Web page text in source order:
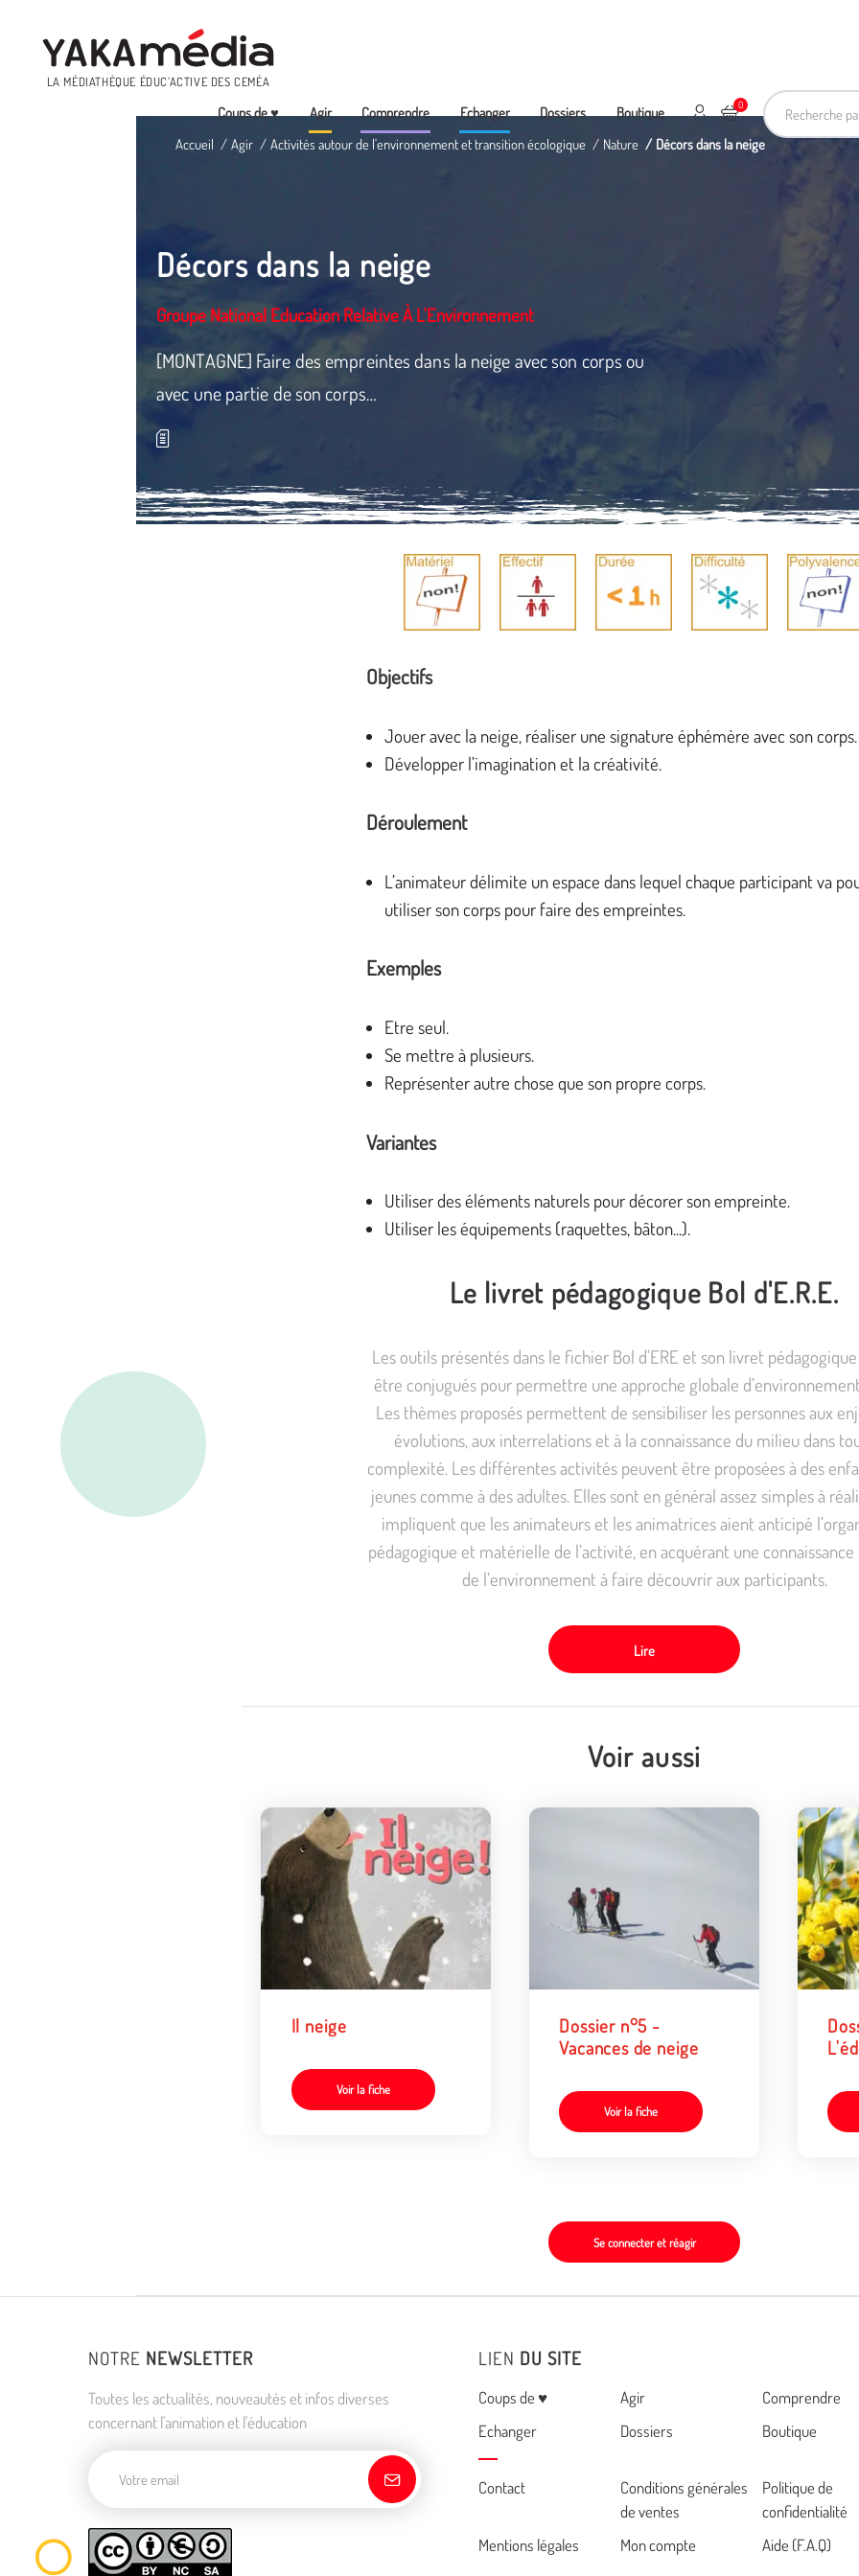
LA MÉDIATHÈQUE ÉDUC’ACTIVE DES CEMÉA
Recherche
Menu
Coups de ♥ Agir Comprendre Echanger Dossiers Boutique 0
Ajouter au panier
Mon compte
Accueil Agir Activités autour de l'environnement et transition écologique Nature Décors dans la neige
Décors dans la neige
Groupe National Education Relative À L'Environnement
[MONTAGNE] Faire des empreintes dans la neige avec son corps ou
avec une partie de son corps…
Objectifs
Jouer avec la neige, réaliser une signature éphémère avec son corps.
Développer l’imagination et la créativité.
Déroulement
L’animateur délimite un espace dans lequel chaque participant va
utiliser son corps pour faire des empreintes.
Exemples
Etre seul.
Se mettre à plusieurs.
Représenter autre chose que son propre corps.
Variantes
Utiliser des éléments naturels pour décorer son empreinte.
Utiliser les équipements (raquettes, bâton...).
Le livret pédagogique Bol d'E.R.E.
Les outils présentés dans le fichier Bol d'ERE et son livret
être conjugués pour permettre une approche globale
Les thèmes proposés permettent de sensibiliser les personnes aux
évolutions, aux interrelations et à la connaissance du milieu dans
complexité. Les différentes activités peuvent être proposées à des
jeunes comme à des adultes. Elles sont en général assez simples à
impliquent que les animateurs et les animatrices aient anticipé
pédagogique et matérielle de l’activité, en acquérant une connaissance
de l’environnement à faire découvrir aux participants.
Lire
Voir aussi
Il neige
Voir la fiche
Dossier n°5 -
Vacances de neige
Voir la fiche
Se connecter et réagir
NOTRE NEWSLETTER
Toutes les actualités, nouveautés et infos diverses
concernant l'animation et l'éducation
LIEN DU SITE
Menu
Coups de ♥ Agir
Comprendre
Echanger
Dossiers Boutique
Cemea
footer
Contact
Conditions générales
de ventes
Politique de
confidentialité
Mentions légales
Mon compte Aide (F.A.Q)